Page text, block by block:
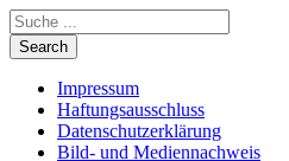
Impressum
Haftungsausschluss
Datenschutzerklärung
Bild- und Mediennachweis